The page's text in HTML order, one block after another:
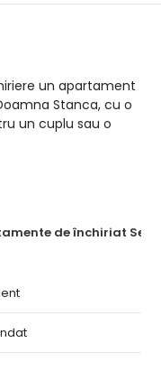
de închiriat
un apartament
Stanca, cu o
un cuplu sau o
premium,
pentru mutare